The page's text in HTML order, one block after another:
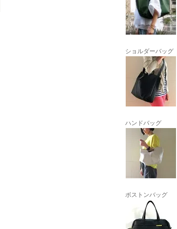
ショルダーバッグ
ハンドバッグ
ボストンバッグ